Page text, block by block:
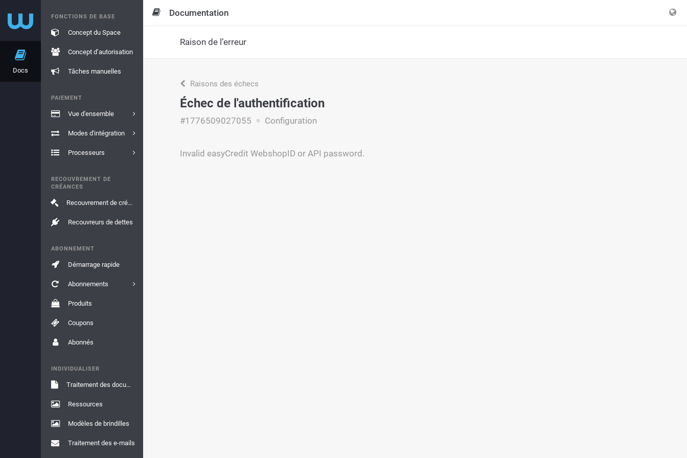
Docs
FONCTIONS DE BASE
Concept du Space
Concept d’autorisation
Tâches manuelles
PAIEMENT
Vue d'ensemble
Modes d'intégration
Processeurs
RECOUVREMENT DE
CRÉANCES
Recouvrement de créances
Recouvreurs de dettes
ABONNEMENT
Démarrage rapide
Abonnements
Produits
Coupons
Abonnés
INDIVIDUALISER
Traitement des documents
Ressources
Modèles de brindilles
Traitement des e-mails
Documentation
Raison de l’erreur
Raisons des échecs
Échec de l'authentification
#1776509027055 Configuration
Invalid easyCredit WebshopID or API password.